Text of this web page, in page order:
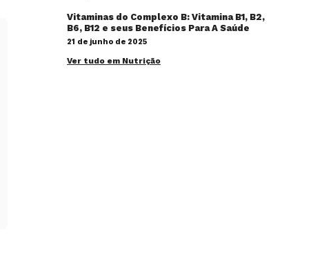
Vitaminas do Complexo B: Vitamina B1, B2,
B6, B12 e seus Benefícios Para A Saúde
21 de junho de 2025
Ver tudo em Nutrição